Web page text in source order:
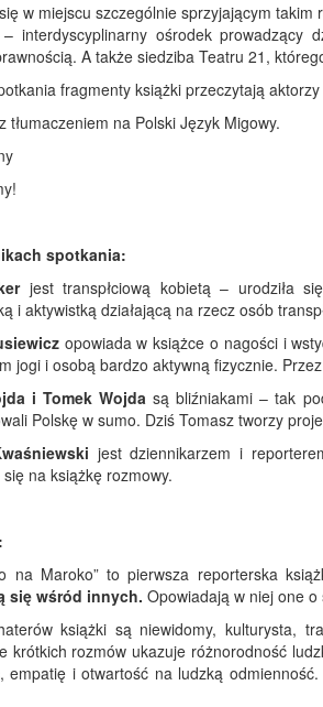
w miejscu szczególnie sprzyjającym takim
– interdyscyplinarny ośrodek prowadzący
A także siedziba Teatru 21,
fragmenty książki przeczytają
tłumaczeniem na Polski Język Migowy.
spotkania:
jest transpłciową kobietą – urodziła
i aktywistką działającą na rzecz osób
opowiada w książce o nagości i
jogi i osobą bardzo aktywną fizycznie.
i Tomek Wojda są bliźniakami – tak
Polskę w sumo. Dziś Tomasz tworzy
jest dziennikarzem i
się na książkę rozmowy.
na Maroko” to pierwsza reporterska
się wśród innych. Opowiadają w niej one
książki są niewidomy, kulturysta,
krótkich rozmów ukazuje różnorodność
empatię i otwartość na ludzką